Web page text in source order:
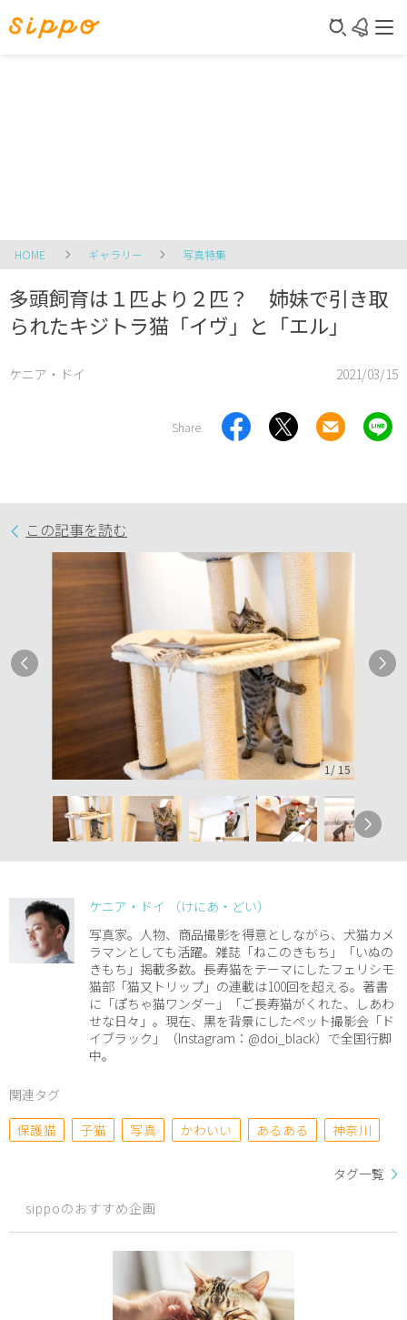
HOME ギャラリー 写真特集
多頭飼育は１匹より２匹？ 姉妹で引き取
られたキジトラ猫「イヴ」と「エル」
ケニア・ドイ 2021/03/15
Share
この記事を読む
1 / 15
ケニア・ドイ （けにあ・どい）
写真家。人物、商品撮影を得意としながら、犬猫カメ
ラマンとしても活躍。雑誌「ねこのきもち」「いぬの
きもち」掲載多数。長寿猫をテーマにしたフェリシモ
猫部「猫又トリップ」の連載は100回を超える。著書
に「ぽちゃ猫ワンダー」「ご長寿猫がくれた、しあわ
せな日々」。現在、黒を背景にしたペット撮影会「ド
イブラック」（Instagram：@doi_black）で全国行脚
中。
関連タグ
保護猫
子猫 写真 かわいい あるある 神奈川
タグ一覧
sippoのおすすめ企画